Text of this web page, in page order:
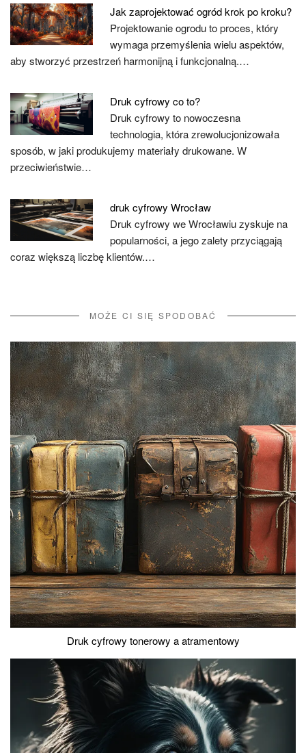
Jak zaprojektować ogród krok po kroku?
Projektowanie ogrodu to proces, który
wymaga przemyślenia wielu aspektów,
aby stworzyć przestrzeń harmonijną i funkcjonalną.…
Druk cyfrowy co to?
Druk cyfrowy to nowoczesna
technologia, która zrewolucjonizowała
sposób, w jaki produkujemy materiały drukowane. W
przeciwieństwie…
druk cyfrowy Wrocław
Druk cyfrowy we Wrocławiu zyskuje na
popularności, a jego zalety przyciągają
coraz większą liczbę klientów.…
MOŻE CI SIĘ SPODOBAĆ
Druk cyfrowy tonerowy a atramentowy